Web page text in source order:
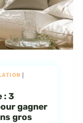
|
: 3
gagner
gros